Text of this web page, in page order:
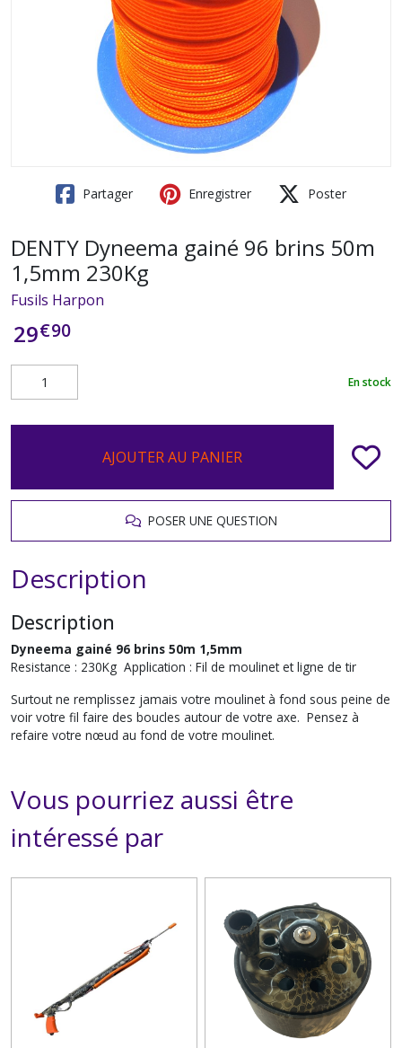
Partager Enregistrer Poster
DENTY Dyneema gainé 96 brins 50m
1,5mm 230Kg
Fusils Harpon
29€90
En stock
AJOUTER AU PANIER
POSER UNE QUESTION
Description
Description
Dyneema gainé 96 brins 50m 1,5mm
Resistance : 230Kg Application : Fil de moulinet et ligne de tir
Surtout ne remplissez jamais votre moulinet à fond sous peine de
voir votre fil faire des boucles autour de votre axe. Pensez à
refaire votre nœud au fond de votre moulinet.
Vous pourriez aussi être
intéressé par